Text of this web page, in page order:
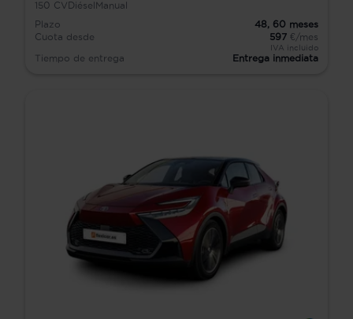
150 CV Diésel Manual
Plazo
48, 60 meses
Cuota desde
597 €/mes
IVA incluido
Tiempo de entrega Entrega inmediata